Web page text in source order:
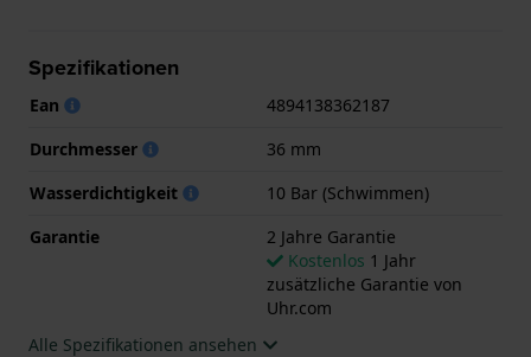
wird mit 2 Jahre Garantie geliefert.
Spezifikationen
Ean
4894138362187
Durchmesser
36 mm
Wasserdichtigkeit
10 Bar (Schwimmen)
Garantie
2 Jahre Garantie
Kostenlos 1 Jahr
zusätzliche Garantie von
Uhr.com
Alle Spezifikationen ansehen